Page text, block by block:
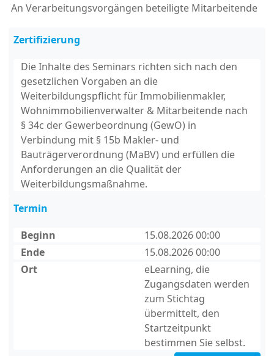
An Verarbeitungsvorgängen beteiligte Mitarbeitende
Zertifizierung
Die Inhalte des Seminars richten sich nach den
gesetzlichen Vorgaben an die
Weiterbildungspflicht für Immobilienmakler,
Wohnimmobilienverwalter & Mitarbeitende nach
§ 34c der Gewerbeordnung (GewO) in
Verbindung mit § 15b Makler- und
Bauträgerverordnung (MaBV) und erfüllen die
Anforderungen an die Qualität der
Weiterbildungsmaßnahme.
Termin
Beginn
15.08.2026 00:00
Ende
15.08.2026 00:00
Ort
eLearning, die
Zugangsdaten werden
zum Stichtag
übermittelt, den
Startzeitpunkt
bestimmen Sie selbst.